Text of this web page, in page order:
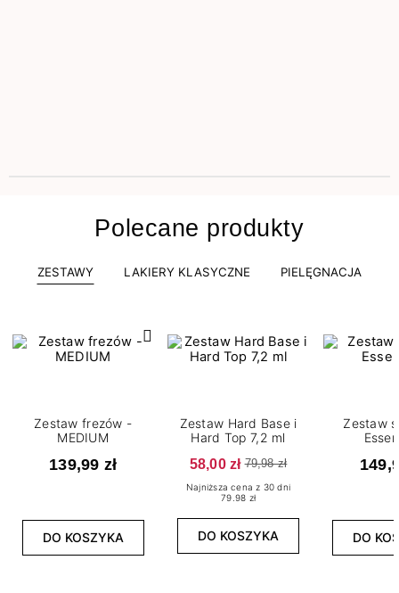
Polecane produkty
ZESTAWY LAKIERY KLASYCZNE PIELĘGNACJA
Zestaw frezów -
MEDIUM
139,99 zł
DO KOSZYKA
Zestaw Hard Base i
Hard Top 7,2 ml
58,00 zł 79,98 zł
Najniższa cena z 30 dni
79.98 zł
DO KOSZYKA
Zestaw
DO